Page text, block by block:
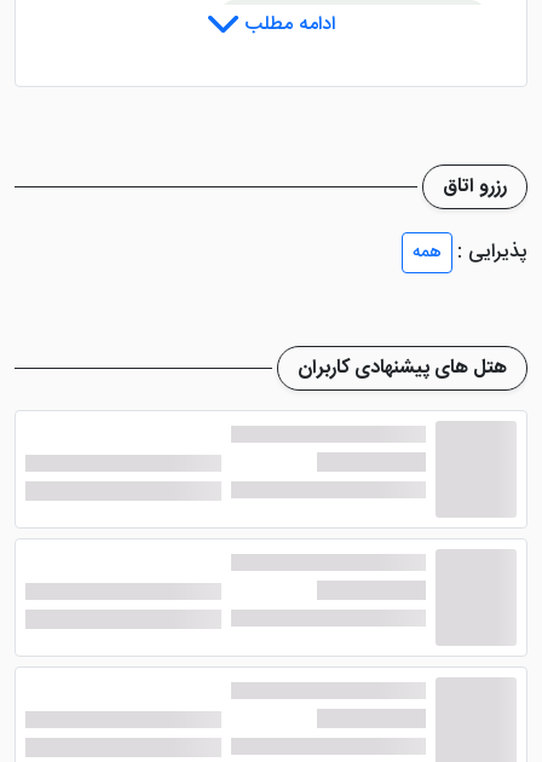
هتل جذاب آنانتارا ساتورن بانکوک دارای اسپای تخصصی
استخر روباز با تخت هایی برای گرفتن حمام آفتاب در
تمامی ساعات پذیرای مراجعه کنندگان است. اتاق های
خانوادگی، اتاق های غیر سیگاری، اینترنت رایگان و پارکینگ
نیز از دیگر امکانات و خدمات هتل این هتل بانکوک است.
هتل زیبای آنانتارا ساتورن بانکوک
ساعته باز بده و سوغاتی های این شهر را ارائه می دهد. زمین
تنیس نیز برای میهمانان علاقمند موجود می باشد. دستگاه
خودپرداز و سیستم تبادل ارزی نیز در دسترس میهمانان
خواهد بود تا دغدغه ای از این بابت نداشته باشد.
اتاق و رستوران هتل آنانتارا ساتورن
بانکوک
اتاق های هتل آنانتارا ساتورن دارای پنجره های شیشه
ای کف به سقف هستند که منظره پانوراما از شهر بانکوک
دارند. فضای نشیمن، مبل، سیستم سرمایشی، سیستم
ادامه مطلب
رزرو اتاق
پذیرایی :
همه
هتل های پیشنهادی کاربران